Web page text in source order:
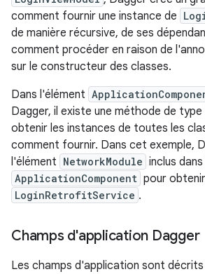
comment fournir une instance de
de manière récursive, de ses
comment procéder en raison de
sur le constructeur des classes.
Dans l'élément
Dagger, il existe une méthode de
obtenir les instances de toutes les
comment fournir. Dans cet exemple,
l'élément NetworkModule inclus
ApplicationComponent pour
LoginRetrofitService .
Champs d'application Dagger
Les champs d'application sont décrits